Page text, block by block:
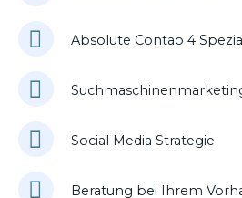
Absolute Contao 4
Social Media Strategie
Beratung bei Ihrem